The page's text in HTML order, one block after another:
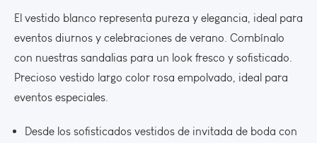
El vestido blanco representa pureza y elegancia, ideal para
eventos diurnos y celebraciones de verano. Combínalo
con nuestras sandalias para un look fresco y sofisticado.
Precioso vestido largo color rosa empolvado, ideal para
eventos especiales.
Desde los sofisticados vestidos de invitada de boda con